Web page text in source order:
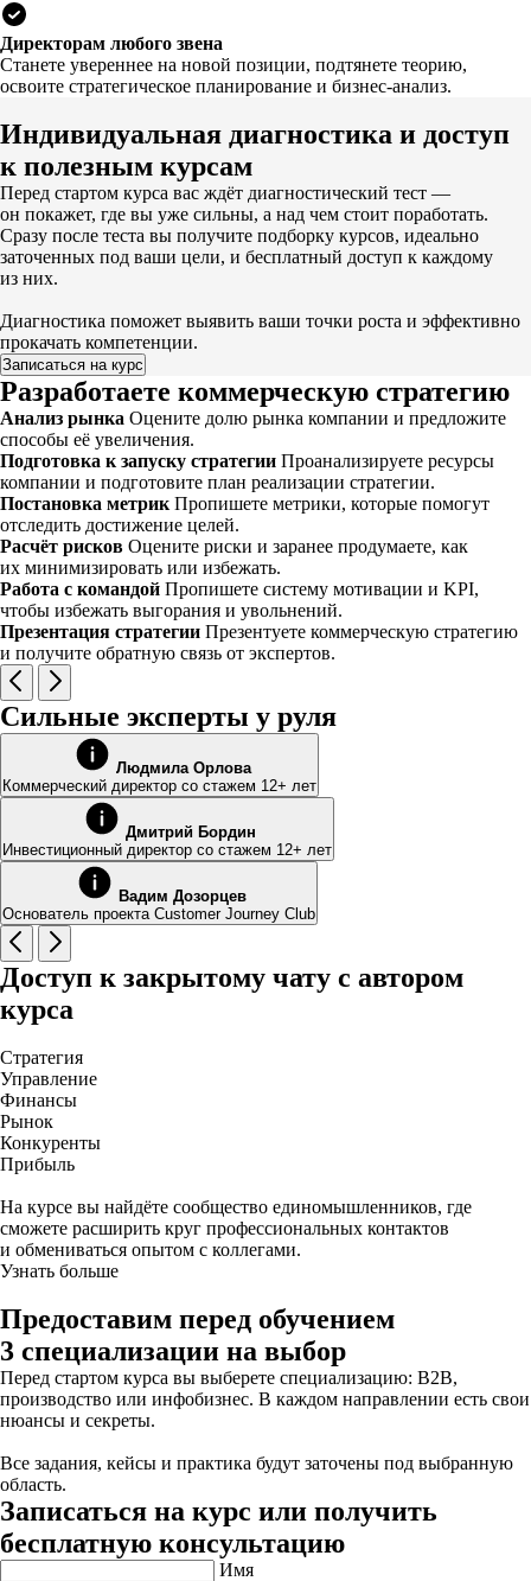
Директорам любого звена
Станете увереннее на новой позиции, подтянете теорию,
освоите стратегическое планирование и бизнес-анализ.
Индивидуальная диагностика и доступ
к полезным курсам
Перед стартом курса вас ждёт диагностический тест —
он покажет, где вы уже сильны, а над чем стоит поработать.
Сразу после теста вы получите подборку курсов, идеально
заточенных под ваши цели, и бесплатный доступ к каждому
из них.
Диагностика поможет выявить ваши точки роста и эффективно
прокачать компетенции.
Записаться на курс
Разработаете коммерческую стратегию
Анализ рынка Оцените долю рынка компании и предложите
способы её увеличения.
Подготовка к запуску стратегии Проанализируете ресурсы
компании и подготовите план реализации стратегии.
Постановка метрик Пропишете метрики, которые помогут
отследить достижение целей.
Расчёт рисков Оцените риски и заранее продумаете, как
их минимизировать или избежать.
Работа с командой Пропишете систему мотивации и KPI,
чтобы избежать выгорания и увольнений.
Презентация стратегии Презентуете коммерческую стратегию
и получите обратную связь от экспертов.
Сильные эксперты у руля
Людмила Орлова
Коммерческий директор со стажем 12+ лет
Дмитрий Бордин
Инвестиционный директор со стажем 12+ лет
Вадим Дозорцев
Основатель проекта Customer Journey Club
Доступ к закрытому чату с автором
курса
Стратегия
Управление
Финансы
Рынок
Конкуренты
Прибыль
На курсе вы найдёте сообщество единомышленников, где
сможете расширить круг профессиональных контактов
и обмениваться опытом с коллегами.
Узнать больше
Предоставим перед обучением
3 специализации на выбор
Перед стартом курса вы выберете специализацию: B2B,
производство или инфобизнес. В каждом направлении есть свои
нюансы и секреты.
Все задания, кейсы и практика будут заточены под выбранную
область.
Записаться на курс или получить
бесплатную консультацию
Имя